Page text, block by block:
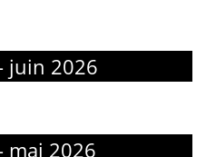
juin 2026
mai 2026